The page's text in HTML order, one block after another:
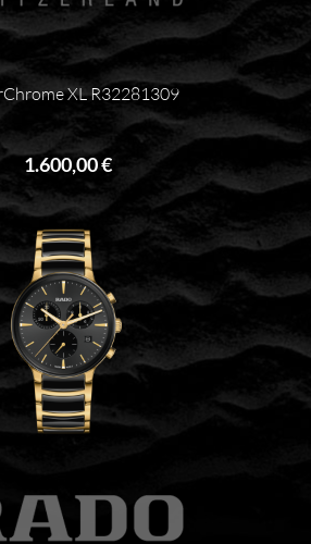
XL R32281309
1.600,00 €